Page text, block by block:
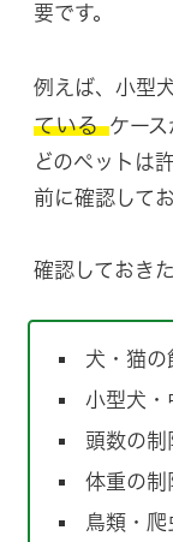
要です。
例えば、小型
ている ケー
どのペットは
前に確認して
確認しておき
犬・猫の
小型犬・
頭数の制
体重の制
鳥類・爬